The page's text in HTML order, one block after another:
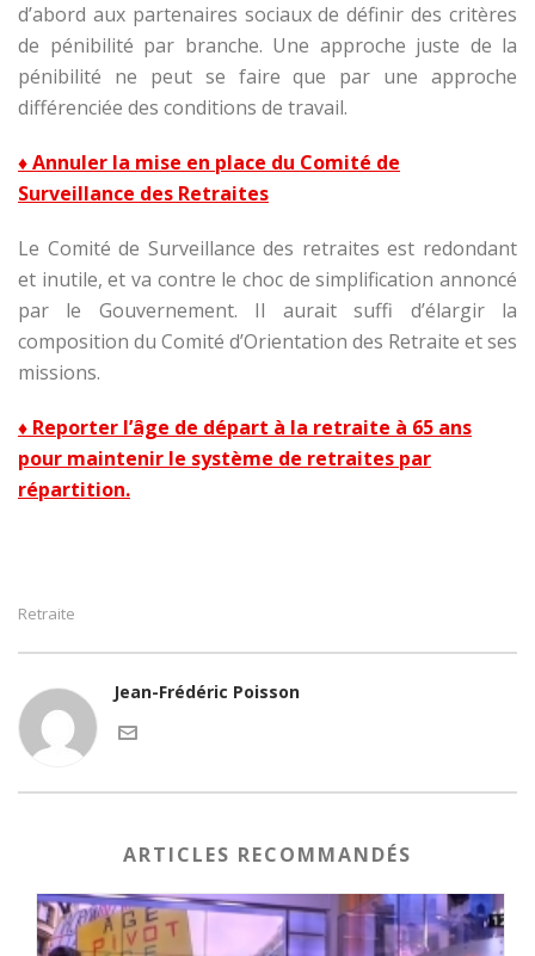
d’abord aux partenaires sociaux de définir des critères
de pénibilité par branche. Une approche juste de la
pénibilité ne peut se faire que par une approche
différenciée des conditions de travail.
♦ Annuler la mise en place du Comité de
Surveillance des Retraites
Le Comité de Surveillance des retraites est redondant
et inutile, et va contre le choc de simplification annoncé
par le Gouvernement. Il aurait suffi d’élargir la
composition du Comité d’Orientation des Retraite et ses
missions.
♦ Reporter l’âge de départ à la retraite à 65 ans
pour maintenir le système de retraites par
répartition.
Retraite
Jean-Frédéric Poisson
ARTICLES RECOMMANDÉS